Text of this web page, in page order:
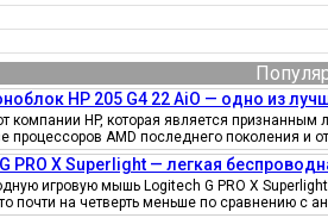
HP 205 G4 22 AiO — одно из
HP, которая является
AMD последнего поколения и
PRO X Superlight — легкая
игровую мышь Logitech G PRO X
почти на четверть меньше по сравнению с